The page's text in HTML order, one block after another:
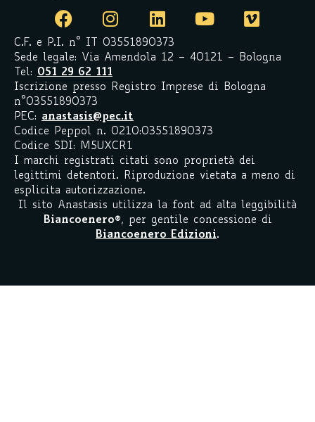
C.F. e P.I. n° IT 03551890373
Sede legale: Via Amendola 12 – 40121 – Bologna
Tel: 051 29 62 111
Iscrizione presso Registro Imprese di Bologna
n°03551890373
PEC: anastasis@pec.it
Codice Peppol n. 0210:03551890373
Codice SDI: M5UXCR1
I marchi registrati citati sono proprietà dei
legittimi detentori. Riproduzione vietata a meno di
esplicita autorizzazione.
Il sito Anastasis utilizza la font ad alta leggibilità
Biancoenero®, per gentile concessione di
Biancoenero Edizioni.